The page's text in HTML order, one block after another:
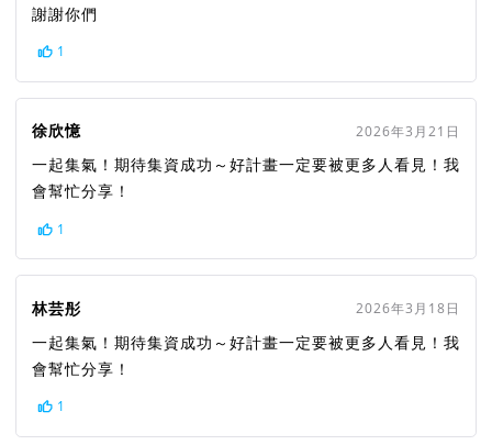
謝謝你們
1
徐欣憶 2026年3月21日
一起集氣！期待集資成功～好計畫一定要被更多人看見！我
會幫忙分享！
1
林芸彤 2026年3月18日
一起集氣！期待集資成功～好計畫一定要被更多人看見！我
會幫忙分享！
1